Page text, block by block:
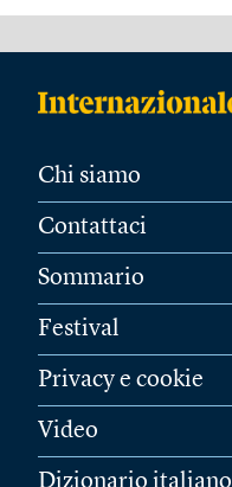
Chi siamo
Contattaci
Sommario
Festival
Privacy e cookie
Video
Dizionario italiano